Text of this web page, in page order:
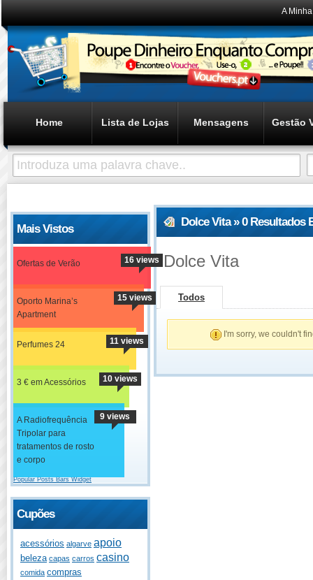
A
Home Lista de Lojas Mensagens Gestão
Mais Vistos
Ofertas de Verão 16 views
Oporto Marina’s
Apartment
15 views
Perfumes 24 11 views
3 € em Acessórios 10 views
A Radiofrequência
Tripolar para
tratamentos de rosto
e corpo
9 views
Popular Posts Bars Widget
Cupões
acessórios algarve apoio
beleza capas carros casino
comida compras
Dolce Vita » 0 Resultados
Dolce Vita
Todos
I'm sorry, we couldn't